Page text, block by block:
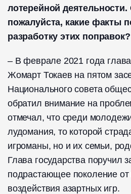
лотерейной деятельности.
пожалуйста, какие факты
разработку этих поправок?
– В феврале 2021 года
Жомарт Токаев на пятом
Национального совета
обратил внимание на
отмечал, что среди
лудомания, то которой
игроманы, но и их семьи,
Глава государства поручил
подрастающее поколение от
воздействия азартных игр.